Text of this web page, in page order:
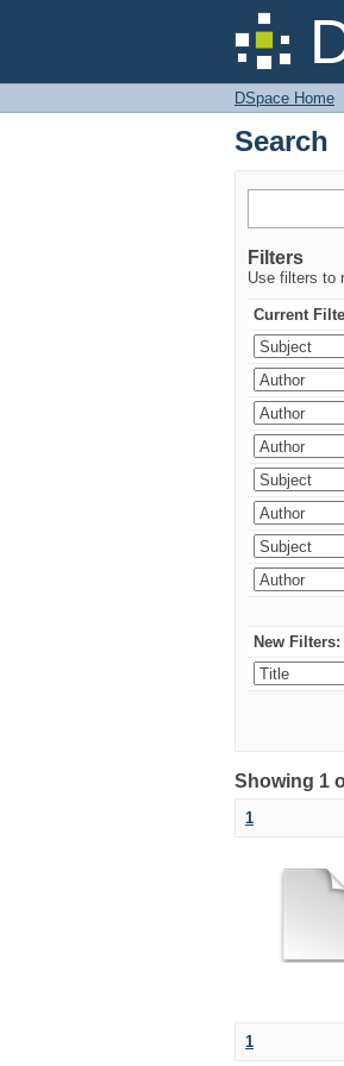
Search
DSpace Home
Search
Filters
Use filters to
Current
New Filters:
Showing 1
1
1